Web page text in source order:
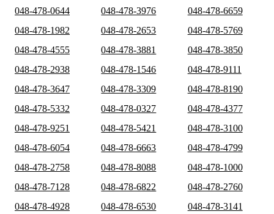
048-478-0644 048-478-3976
048-478-6659
048-478-1982
048-478-2653
048-478-5769
048-478-4555
048-478-3881
048-478-3850
048-478-2938
048-478-1546
048-478-9111
048-478-3647
048-478-3309
048-478-8190
048-478-5332
048-478-0327
048-478-4377
048-478-9251
048-478-5421
048-478-3100
048-478-6054
048-478-6663
048-478-4799
048-478-2758
048-478-8088
048-478-1000
048-478-7128
048-478-6822
048-478-2760
048-478-4928
048-478-6530
048-478-3141